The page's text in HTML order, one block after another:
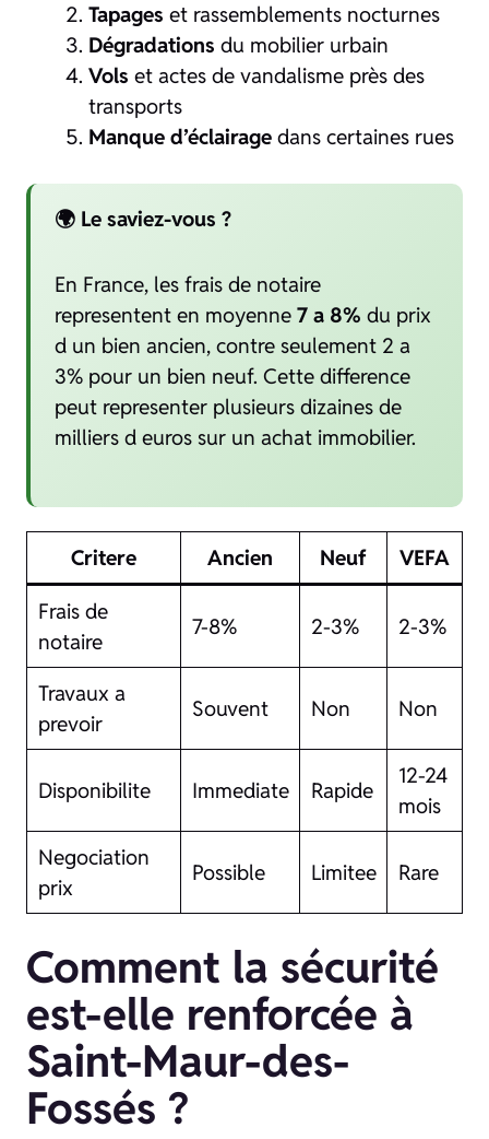
Tapages et rassemblements nocturnes
Dégradations du mobilier urbain
Vols et actes de vandalisme près des
transports
Manque d’éclairage dans certaines rues
🌍 Le saviez-vous ?
En France, les frais de notaire
representent en moyenne 7 a 8% du prix
d un bien ancien, contre seulement 2 a
3% pour un bien neuf. Cette difference
peut representer plusieurs dizaines de
milliers d euros sur un achat immobilier.
Critere Ancien Neuf VEFA
Frais de
notaire
7-8% 2-3% 2-3%
Travaux a
prevoir
Souvent Non Non
Disponibilite Immediate Rapide
12-24
mois
Negociation
prix
Possible Limitee Rare
Comment la sécurité
est-elle renforcée à
Saint-Maur-des-
Fossés ?